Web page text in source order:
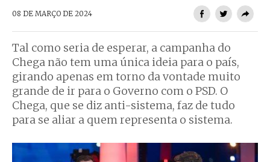
08 DE MARÇO DE 2024
Tal como seria de esperar, a campanha do
Chega não tem uma única ideia para o país,
girando apenas em torno da vontade muito
grande de ir para o Governo com o PSD. O
Chega, que se diz anti-sistema, faz de tudo
para se aliar a quem representa o sistema.